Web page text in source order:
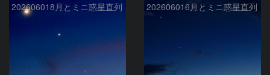
202606018月とミニ惑星直列 202606016月とミニ惑星直列